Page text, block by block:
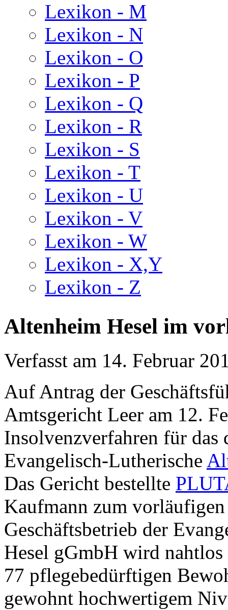
Lexikon - M
Lexikon - N
Lexikon - O
Lexikon - P
Lexikon - Q
Lexikon - R
Lexikon - S
Lexikon - T
Lexikon - U
Lexikon - V
Lexikon - W
Lexikon - X,Y
Lexikon - Z
Altenheim Hesel im
Verfasst am 14. Februar
Auf Antrag der
Amtsgericht Leer am 12.
Insolvenzverfahren für das
Evangelisch-Lutherische
Das Gericht bestellte
Kaufmann zum
Geschäftsbetrieb der
Hesel gGmbH wird
77 pflegebedürftigen
gewohnt hochwertigem